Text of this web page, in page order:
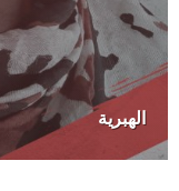
الهبرية